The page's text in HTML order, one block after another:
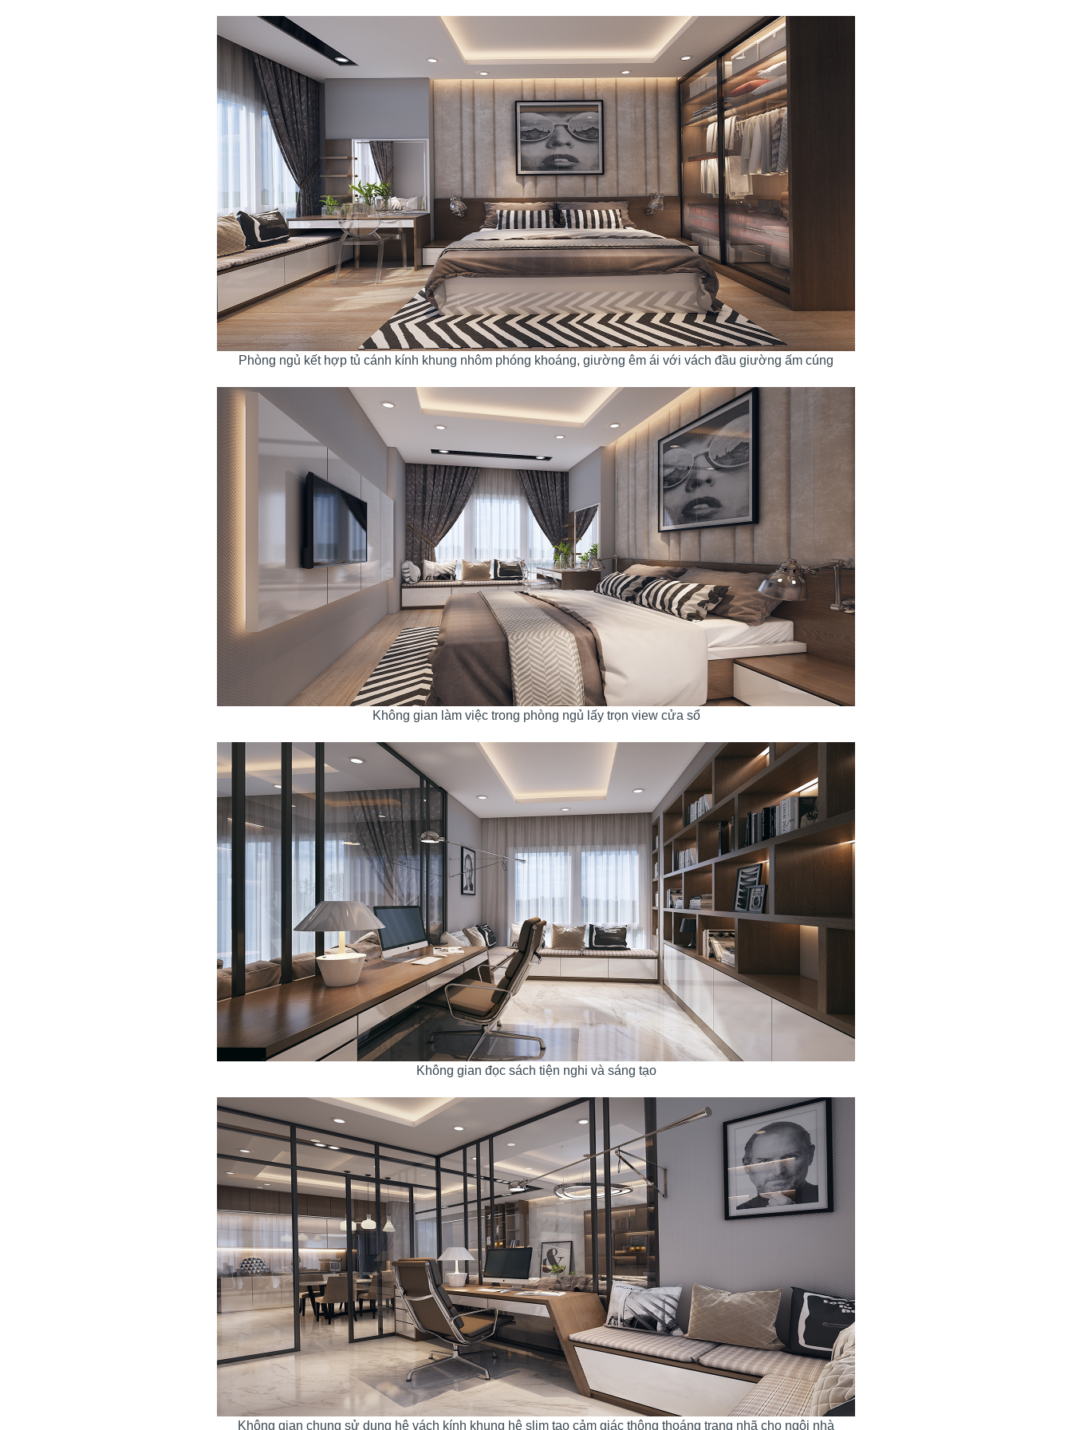
Phòng ngủ kết hợp tủ cánh kính khung nhôm phóng khoáng, giường êm ái với vách đầu giường ấm cúng
Không gian làm việc trong phòng ngủ lấy trọn view cửa sổ
Không gian đọc sách tiện nghi và sáng tạo
Không gian chung sử dụng hệ vách kính khung hệ slim tạo cảm giác thông thoáng trang nhã cho ngôi nhà